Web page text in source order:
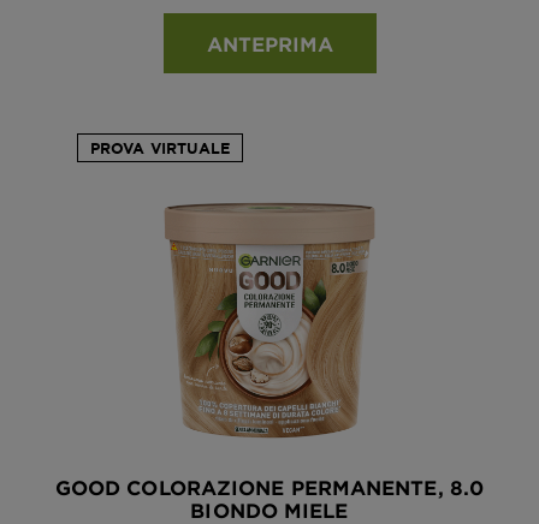
ANTEPRIMA
PROVA VIRTUALE
GOOD COLORAZIONE PERMANENTE, 8.0
BIONDO MIELE